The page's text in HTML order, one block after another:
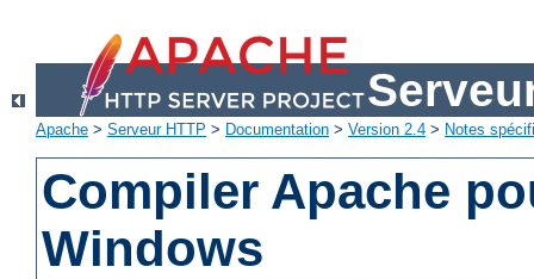
Apache > Serveur HTTP > Documentation > Version 2.4 > Notes
Compiler Apache
Windows